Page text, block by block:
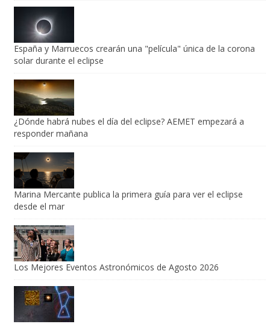
España y Marruecos crearán una "película" única de la corona
solar durante el eclipse
¿Dónde habrá nubes el día del eclipse? AEMET empezará a
responder mañana
Marina Mercante publica la primera guía para ver el eclipse
desde el mar
Los Mejores Eventos Astronómicos de Agosto 2026
Betelgeuse ya no estaría sola: descubren la evidencia más
sólida de su estrella compañera